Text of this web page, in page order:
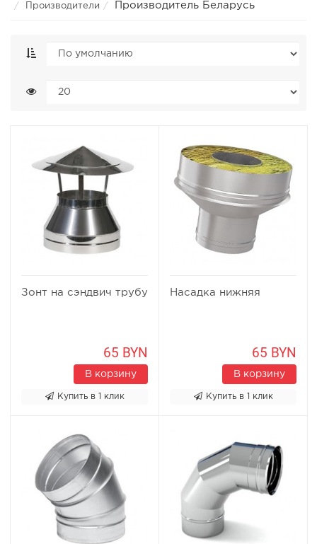
Производители Производитель Беларусь
Зонт на сэндвич трубу
65 BYN
В корзину
Купить в 1 клик
Насадка нижняя
65 BYN
В корзину
Купить в 1 клик